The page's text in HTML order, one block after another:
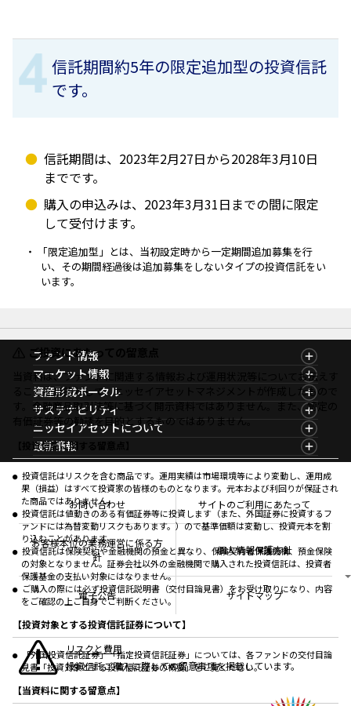
信託期間約5年の限定追加型の投資信託
です。
信託期間は、2023年2月27日から2028年3月10日
までです。
購入の申込みは、2023年3月31日までの間に限定
して受付けます。
「限定追加型」とは、当初設定時から一定期間追加募集を行
い、その期間経過後は追加募集をしないタイプの投資信託をい
います。
ご投資にあたっての留意点
当資料は、ファンドに関連する情報および運用状況等についてお伝えす
ることを目的として、ニッセイアセットマネジメントが作成したもので
す。金融商品取引法等に基づく開示資料ではありません。また、特定の
有価証券等の勧誘を目的とするものではありません。
【投資信託に関する留意点】
投資信託はリスクを含む商品です。運用実績は市場環境等により変動し、運用成
果（損益）はすべて投資家の皆様のものとなります。元本および利回りが保証され
た商品ではありません。
投資信託は値動きのある有価証券等に投資します（また、外国証券に投資するフ
ァンドには為替変動リスクもあります。）ので基準価額は変動し、投資元本を割
り込むことがあります。
投資信託は保険契約や金融機関の預金と異なり、保険契約者保護機構、預金保険
の対象となりません。証券会社以外の金融機関で購入された投資信託は、投資者
保護基金の支払い対象にはなりません。
ご購入の際には必ず投資信託説明書（交付目論見書）をお受け取りになり、内容
をご確認の上ご自身でご判断ください。
【投資対象とする投資信託証券について】
「外国投資信託証券」「指定投資信託証券」については、各ファンドの交付目論
見書「投資対象とする投資信託証券の概要」をご覧ください。
【当資料に関する留意点】
ファンド情報
ファンド情報TOP
基準価額一覧
ファンド検索
ファンド比較
決算カレンダー
海外休日カレンダー
投資信託新商品のご案内
投資信託償還商品のご案内
ちょこっと3分！ファンドシアター
有価証券届出書の効力の発生の有無について
こだわりのインデックスファンド 購入・換金手数料
なしシリーズ
確定拠出年金について
マーケット情報
マーケット情報TOP
マーケット指数
マーケットレポート
コラム
ファンドレポート
資産形成ポータル
資産形成ポータルTOP
資産形成サービス
Nダイレクト
Goal Navi
資産形成サポート
NAMシティ
お問い合わせ
よくあるご質問
投資の教室
サステナビリティ
サステナビリティTOP
サステナビリティ経営
サステナブル投資
ニッセイアセットについて
ニッセイアセットについてTOP
会社情報
プレスリリース
受賞歴
方針・その他開示情報
採用情報
公式キャラクターのご紹介
最新情報
マーケットニュース
商品ニュース
おしらせ
メディアお問い合わせ サイトのご利用にあたって
お客様本位の業務運営に係る方
針
個人情報保護方針
電子公告 サイトマップ
リスクと費用
投資信託ご購入に際しての留意事項を掲載しています。